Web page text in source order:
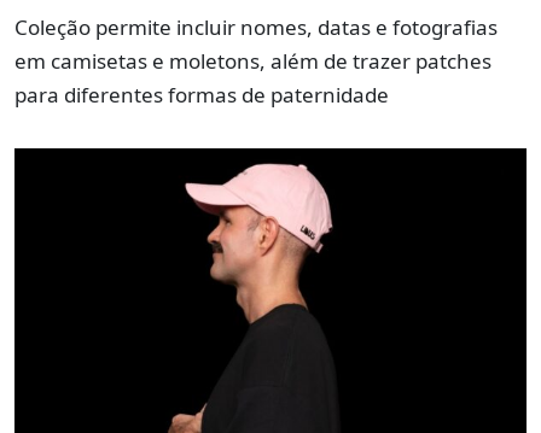
Coleção permite incluir nomes, datas e fotografias
em camisetas e moletons, além de trazer patches
para diferentes formas de paternidade